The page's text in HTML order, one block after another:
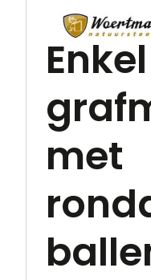
Enkel
met